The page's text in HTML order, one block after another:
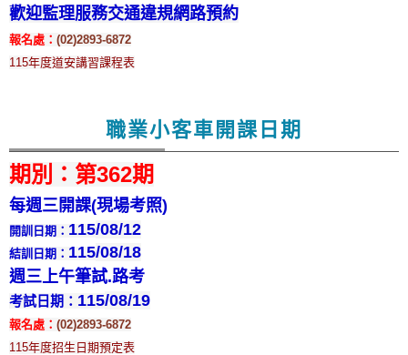
歡迎監理服務交通違規網路預約
報名處： (02)2893-6872
115年度道安講習課程表
職業小客車開課日期
期別：第362期
每週三開課(現場考照)
開訓日期： 115/08/12
結訓日期 ： 115/08/18
週三上午筆試.路考
考試日期： 115/08/19
報名處： (02)2893-6872
115年度招生日期預定表